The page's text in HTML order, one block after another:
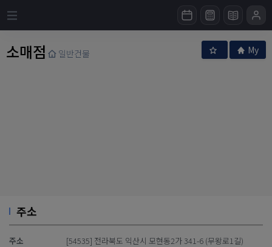
소매점 일반건물 My
주소
주소 [54535] 전라북도 익산시 모현동2가 341-6 (무왕로1길)